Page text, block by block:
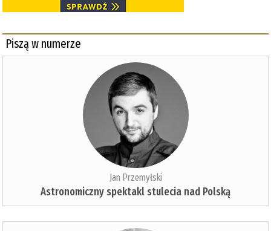
Piszą w numerze
Jan Przemyłski
Astronomiczny spektakl stulecia nad Polską